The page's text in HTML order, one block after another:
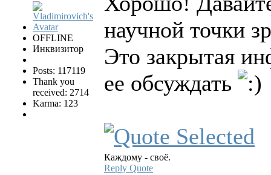
OFFLINE
Инквизитор
Posts: 117119
Thank you
received: 2714
Karma: 123
научной точки
Это закрытая
ее обсуждать
Каждому - своё.
Reply Quote